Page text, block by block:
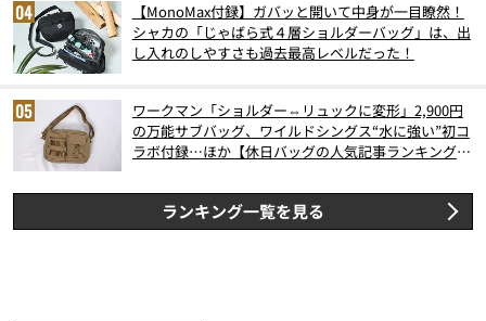
【MonoMax付録】ガバッと開いて中身が一目瞭然！
シャカの「じゃばら式４層ショルダーバッグ」は、出
し入れのしやすさも過去最高レベルだった！
ワークマン「ショルダー⇔リュックに変形」2,900円
の万能サブバッグ、ワイルドシングス“水に強い”初コ
ラボ付録…ほか【休日バッグの人気記事ランキングベ
ランキング一覧を見る